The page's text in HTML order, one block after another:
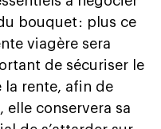
bouquet : plus ce
viagère sera
de sécuriser le
la rente, afin de
elle conservera sa